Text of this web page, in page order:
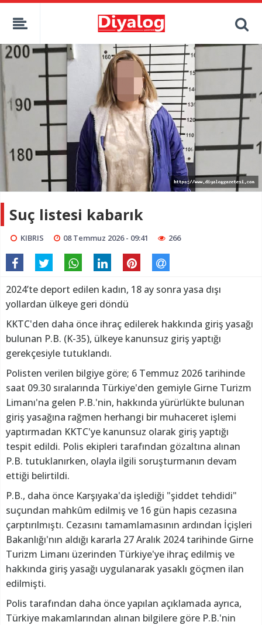
Suç listesi kabarık
KIBRIS 08 Temmuz 2026 - 09:41 266
2024’te deport edilen kadın, 18 ay sonra yasa dışı
yollardan ülkeye geri döndü
KKTC'den daha önce ihraç edilerek hakkında giriş yasağı
bulunan P.B. (K-35), ülkeye kanunsuz giriş yaptığı
gerekçesiyle tutuklandı.
Polisten verilen bilgiye göre; 6 Temmuz 2026 tarihinde
saat 09.30 sıralarında Türkiye'den gemiyle Girne Turizm
Limanı'na gelen P.B.'nin, hakkında yürürlükte bulunan
giriş yasağına rağmen herhangi bir muhaceret işlemi
yaptırmadan KKTC'ye kanunsuz olarak giriş yaptığı
tespit edildi. Polis ekipleri tarafından gözaltına alınan
P.B. tutuklanırken, olayla ilgili soruşturmanın devam
ettiği belirtildi.
P.B., daha önce Karşıyaka'da işlediği "şiddet tehdidi"
suçundan mahkûm edilmiş ve 16 gün hapis cezasına
çarptırılmıştı. Cezasını tamamlamasının ardından İçişleri
Bakanlığı'nın aldığı kararla 27 Aralık 2024 tarihinde Girne
Turizm Limanı üzerinden Türkiye'ye ihraç edilmiş ve
hakkında giriş yasağı uygulanarak yasaklı göçmen ilan
edilmişti.
Polis tarafından daha önce yapılan açıklamada ayrıca,
Türkiye makamlarından alınan bilgilere göre P.B.'nin